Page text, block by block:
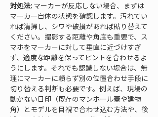
対処法: マーカーが反応しない場合、まずは
マーカー自体の状態を確認します。汚れてい
れば清掃し、シワや破損があれば貼り替えて
ください。撮影する距離や角度も重要で、ス
マホをマーカーに対して垂直に近づけすぎ
ず、適度な距離を保ってピントを合わせるよ
うにします。それでも認識しない場合は、無
理にマーカーに頼らず別の位置合わせ手段に
切り替える判断も必要です。例えば、現場の
動かない目印（既存のマンホール蓋や建物
角）とモデルを目視で合わせ込む方法や、後